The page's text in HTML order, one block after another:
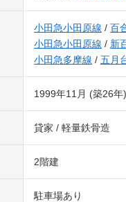
小田急小田原線 / 百
小田急小田原線 / 新
小田急多摩線 / 五月
1999年11月 (築26年)
貸家 / 軽量鉄骨造
2階建
駐車場あり